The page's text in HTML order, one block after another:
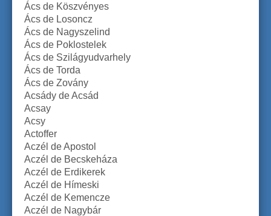
Ács de Köszvényes
Ács de Losoncz
Ács de Nagyszelind
Ács de Poklostelek
Ács de Szilágyudvarhely
Ács de Torda
Ács de Zovány
Acsády de Acsád
Acsay
Acsy
Actoffer
Aczél de Apostol
Aczél de Becskeháza
Aczél de Erdikerek
Aczél de Hímeski
Aczél de Kemencze
Aczél de Nagybár